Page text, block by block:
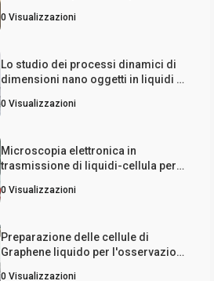
elettronica cellulare
0 Visualizzazioni
Lo studio dei processi dinamici di
dimensioni nano oggetti in liquidi di
elettronica a trasmissione
0 Visualizzazioni
Microscopia elettronica in
trasmissione di liquidi-cellula per
delle nanoparticelle
0 Visualizzazioni
Preparazione delle cellule di
Graphene liquido per l'osservazione
0 Visualizzazioni